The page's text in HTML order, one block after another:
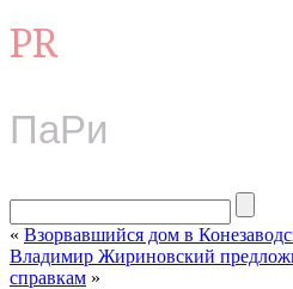
PR
ПаРи
« Взорвавшийся дом в
Владимир Жириновский
справкам »